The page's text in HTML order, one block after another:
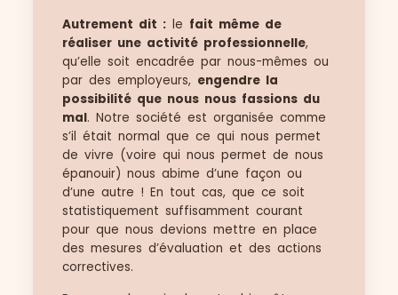
Autrement dit :le fait même de
réaliser une activité professionnelle,
qu’elle soit encadrée par nous-mêmes ou
par des employeurs, engendre la
possibilité que nous nous fassions du
mal. Notre société est organisée comme
s’il était normal que ce qui nous permet
de vivre (voire qui nous permet de nous
épanouir) nous abime d’une façon ou
d’une autre ! En tout cas, que ce soit
statistiquement suffisamment courant
pour que nous devions mettre en place
des mesures d’évaluation et des actions
correctives.